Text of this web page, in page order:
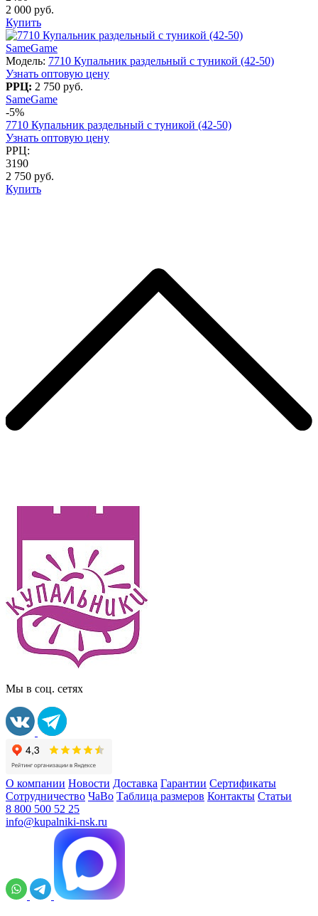
2 000 руб.
Купить
SameGame
Модель: 7710 Купальник раздельный с туникой (42-50)
Узнать оптовую цену
РРЦ: 2 750 руб.
SameGame
-5%
7710 Купальник раздельный с туникой (42-50)
Узнать оптовую цену
РРЦ:
3190
2 750 руб.
Купить
Мы в соц. сетях
О компании Новости Доставка Гарантии Сертификаты
Сотрудничество ЧаВо Таблица размеров Контакты Статьи
8 800 500 52 25
info@kupalniki-nsk.ru